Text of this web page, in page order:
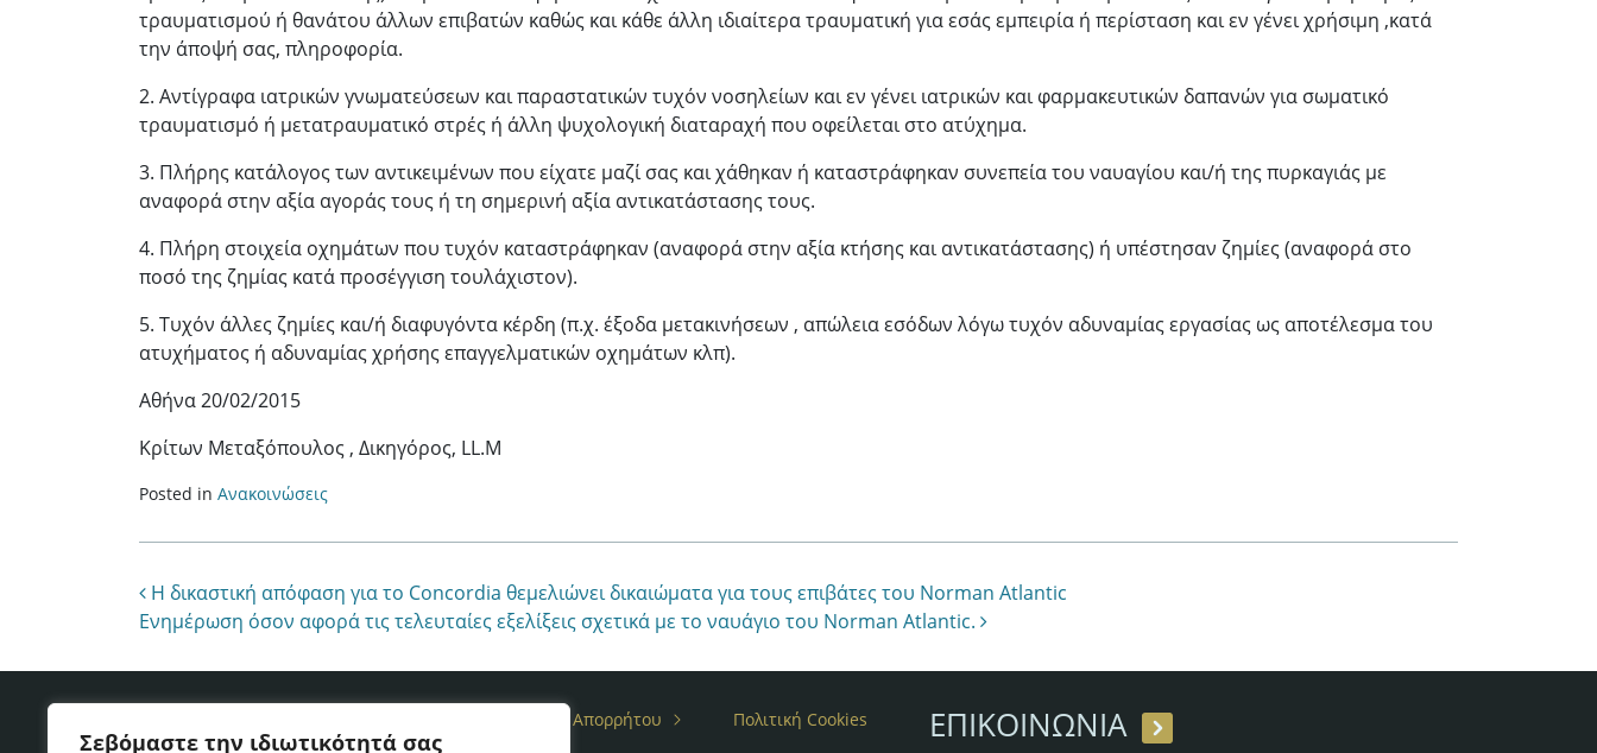
Σεβόμαστε την ιδιωτικότητά σας
τραυματισμού ή θανάτου άλλων επιβατών καθώς και κάθε άλλη ιδιαίτερα τραυματική για εσάς εμπειρία ή περίσταση και εν γένει χρήσιμη ,κατά
την άποψή σας, πληροφορία.
2. Αντίγραφα ιατρικών γνωματεύσεων και παραστατικών τυχόν νοσηλείων και εν γένει ιατρικών και φαρμακευτικών δαπανών για σωματικό
τραυματισμό ή μετατραυματικό στρές ή άλλη ψυχολογική διαταραχή που οφείλεται στο ατύχημα.
3. Πλήρης κατάλογος των αντικειμένων που είχατε μαζί σας και χάθηκαν ή καταστράφηκαν συνεπεία του ναυαγίου και/ή της πυρκαγιάς με
αναφορά στην αξία αγοράς τους ή τη σημερινή αξία αντικατάστασης τους.
4. Πλήρη στοιχεία οχημάτων που τυχόν καταστράφηκαν (αναφορά στην αξία κτήσης και αντικατάστασης) ή υπέστησαν ζημίες (αναφορά στο
ποσό της ζημίας κατά προσέγγιση τουλάχιστον).
5. Τυχόν άλλες ζημίες και/ή διαφυγόντα κέρδη (π.χ. έξοδα μετακινήσεων , απώλεια εσόδων λόγω τυχόν αδυναμίας εργασίας ως αποτέλεσμα του
ατυχήματος ή αδυναμίας χρήσης επαγγελματικών οχημάτων κλπ).
Αθήνα 20/02/2015
Κρίτων Μεταξόπουλος , Δικηγόρος, LL.M
Posted in Ανακοινώσεις
Post navigation
Η δικαστική απόφαση για το Concordia θεμελιώνει δικαιώματα για τους επιβάτες του Norman Atlantic
Ενημέρωση όσον αφορά τις τελευταίες εξελίξεις σχετικά με το ναυάγιο του Norman Atlantic.
Πολιτική Απορρήτου Πολιτική Cookies ΕΠΙΚΟΙΝΩΝΙΑ